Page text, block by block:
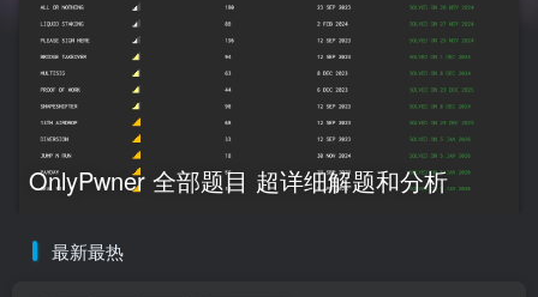
OnlyPwner 全部题目 超详细解题和分析
最新最热